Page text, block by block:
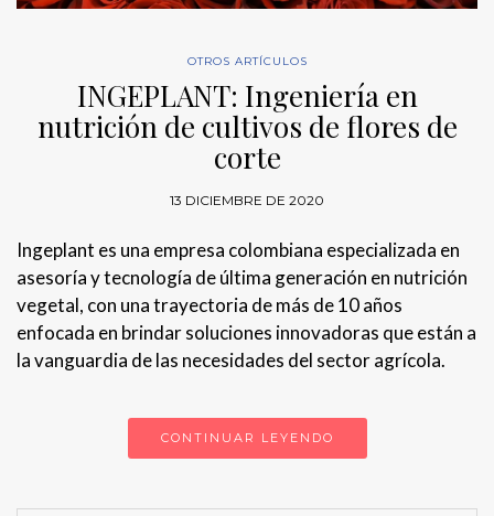
OTROS ARTÍCULOS
INGEPLANT: Ingeniería en
nutrición de cultivos de flores de
corte
13 DICIEMBRE DE 2020
Ingeplant es una empresa colombiana especializada en
asesoría y tecnología de última generación en nutrición
vegetal, con una trayectoria de más de 10 años
enfocada en brindar soluciones innovadoras que están a
la vanguardia de las necesidades del sector agrícola.
CONTINUAR LEYENDO